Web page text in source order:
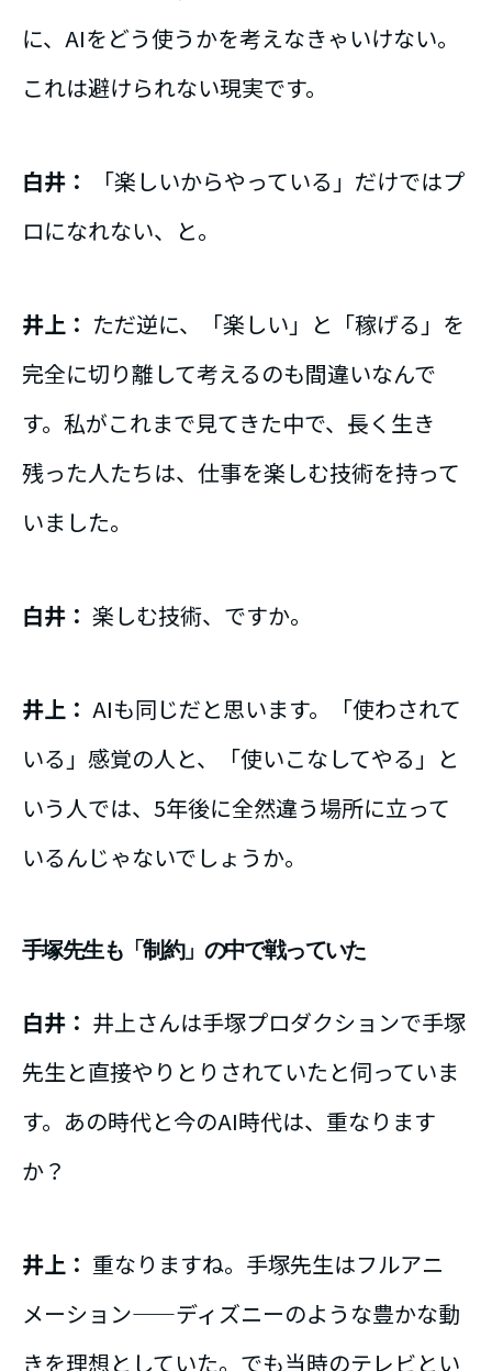
に、AIをどう使うかを考えなきゃいけない。
これは避けられない現実です。
白井：
「楽しいからやっている」だけではプ
ロになれない、と。
井上： ただ逆に、「楽しい」と「稼げる」を
完全に切り離して考えるのも間違いなんで
す。私がこれまで見てきた中で、長く生き
残った人たちは、仕事を楽しむ技術を持って
いました。
白井： 楽しむ技術、ですか。
井上： AIも同じだと思います。「使わされて
いる」感覚の人と、「使いこなしてやる」と
いう人では、5年後に全然違う場所に立って
いるんじゃないでしょうか。
手塚先生も「制約」の中で戦っていた
白井： 井上さんは手塚プロダクションで手塚
先生と直接やりとりされていたと伺っていま
す。あの時代と今のAI時代は、重なります
か？
井上： 重なりますね。手塚先生はフルアニ
メーション——ディズニーのような豊かな動
きを理想としていた。でも当時のテレビとい